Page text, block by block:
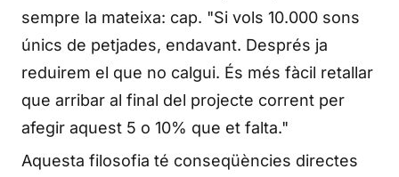
sempre la mateixa: cap. "Si vols 10.000 sons
únics de petjades, endavant. Després ja
reduirem el que no calgui. És més fàcil retallar
que arribar al final del projecte corrent per
afegir aquest 5 o 10% que et falta."
Aquesta filosofia té conseqüències directes